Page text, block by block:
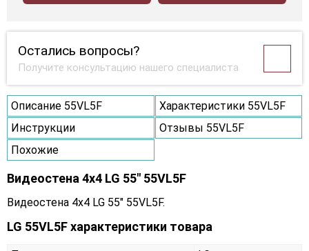
Остались вопросы?
Получите консультацию нашего специалиста
Описание 55VL5F
Характеристики 55VL5F
Инструкции
Отзывы 55VL5F
Похожие
Видеостена 4x4 LG 55" 55VL5F
Видеостена 4x4 LG 55" 55VL5F.
LG 55VL5F характеристики товара